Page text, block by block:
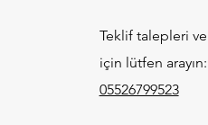
ve Kültür
Kanser Farkındalığı
Teklif talepleri
için lütfen arayın:
05526799523